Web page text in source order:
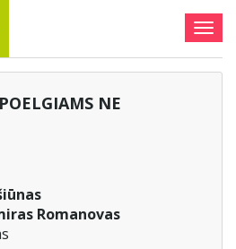
NE
Romanovas